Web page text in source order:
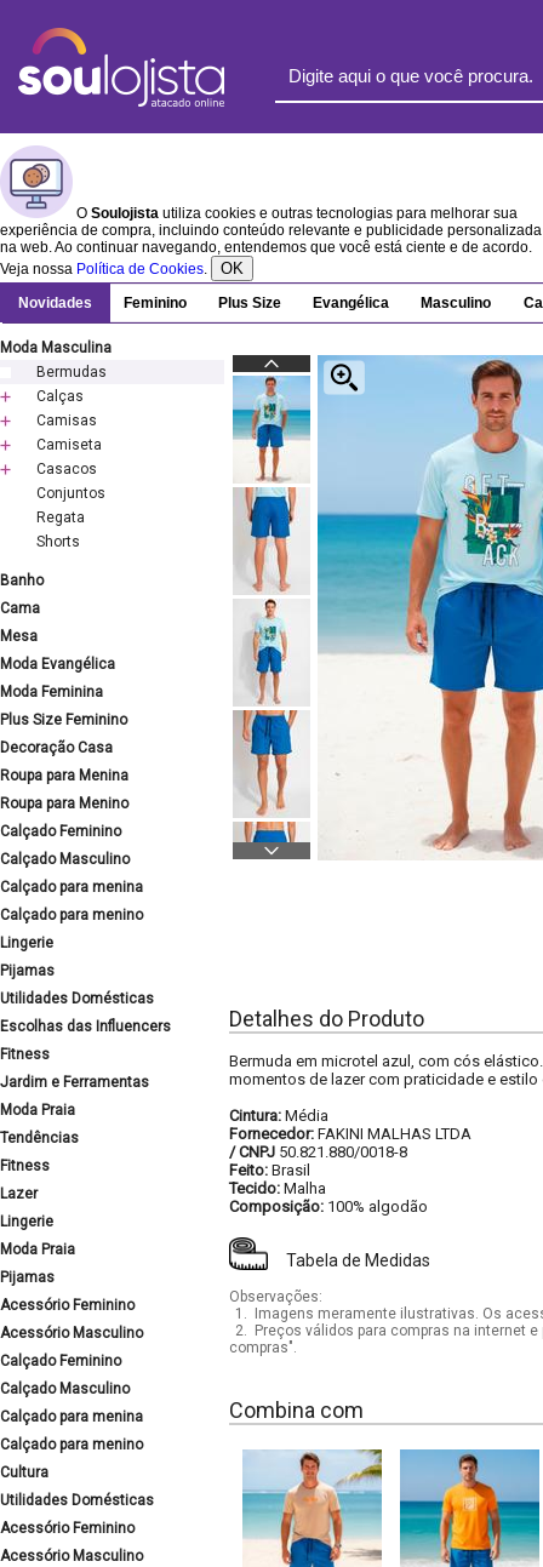
O Soulojista utiliza cookies e outras tecnologias para melhorar sua
experiência de compra, incluindo conteúdo relevante e publicidade personalizada
na web. Ao continuar navegando, entendemos que você está ciente e de acordo.
Veja nossa Política de Cookies. OK
Novidades Feminino Plus Size Evangélica Masculino
Moda Masculina
Bermudas
Calças
Camisas
Camiseta
Casacos
Conjuntos
Regata
Shorts
Banho
Cama
Mesa
Moda Evangélica
Moda Feminina
Plus Size Feminino
Decoração Casa
Roupa para Menina
Roupa para Menino
Calçado Feminino
Calçado Masculino
Calçado para menina
Calçado para menino
Lingerie
Pijamas
Utilidades Domésticas
Escolhas das Influencers
Fitness
Jardim e Ferramentas
Moda Praia
Tendências
Fitness
Lazer
Lingerie
Moda Praia
Pijamas
Acessório Feminino
Acessório Masculino
Calçado Feminino
Calçado Masculino
Calçado para menina
Calçado para menino
Cultura
Utilidades Domésticas
Acessório Feminino
Acessório Masculino
Detalhes do Produto
Bermuda em microtel azul, com cós
momentos de lazer com praticidade e estilo
Cintura: Média
Fornecedor: FAKINI MALHAS LTDA
/ CNPJ 50.821.880/0018-8
Feito: Brasil
Tecido: Malha
Composição: 100% algodão
Tabela de Medidas
Observações:
1.
Imagens meramente ilustrativas. Os
2.
Preços válidos para compras na internet
compras".
Combina com